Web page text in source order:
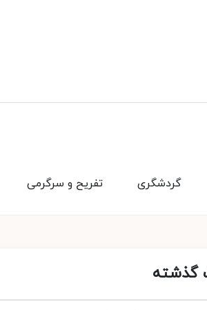
تفریح و سرگرمی گردشگری